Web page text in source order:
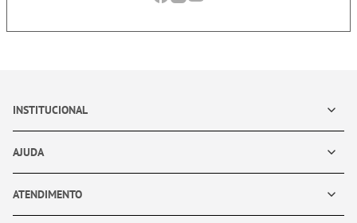
INSTITUCIONAL
AJUDA
ATENDIMENTO